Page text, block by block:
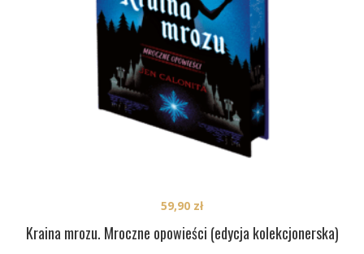
Kraina mrozu. Mroczne opowieści (edycja kolekcjonerska)
59,90 zł